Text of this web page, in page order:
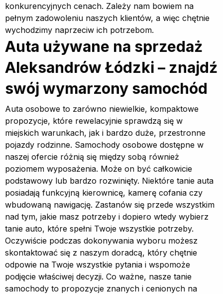
konkurencyjnych cenach. Zależy nam bowiem na
pełnym zadowoleniu naszych klientów, a więc chętnie
wychodzimy naprzeciw ich potrzebom.
Auta używane na sprzedaż
Aleksandrów Łódzki – znajdź
swój wymarzony samochód
Auta osobowe to zarówno niewielkie, kompaktowe
propozycje, które rewelacyjnie sprawdzą się w
miejskich warunkach, jak i bardzo duże, przestronne
pojazdy rodzinne. Samochody osobowe dostępne w
naszej ofercie różnią się między sobą również
poziomem wyposażenia. Może on być całkowicie
podstawowy lub bardzo rozwinięty. Niektóre tanie auta
posiadają funkcyjną kierownicę, kamerę cofania czy
wbudowaną nawigację. Zastanów się przede wszystkim
nad tym, jakie masz potrzeby i dopiero wtedy wybierz
tanie auto, które spełni Twoje wszystkie potrzeby.
Oczywiście podczas dokonywania wyboru możesz
skontaktować się z naszym doradcą, który chętnie
odpowie na Twoje wszystkie pytania i wspomoże
podjęcie właściwej decyzji. Co ważne, nasze tanie
samochody to propozycje znanych i cenionych na